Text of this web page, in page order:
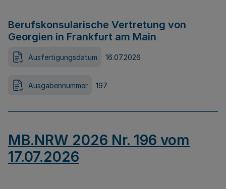
Berufskonsularische Vertretung von
Georgien in Frankfurt am Main
Ausfertigungsdatum 16.07.2026
Ausgabennummer 197
MB.NRW 2026 Nr. 196 vom
17.07.2026